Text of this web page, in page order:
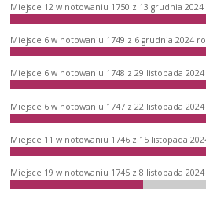
Miejsce 12 w notowaniu 1750 z 13 grudnia
Miejsce 6 w notowaniu 1749 z 6 grudnia 2024
Miejsce 6 w notowaniu 1748 z 29 listopada
Miejsce 6 w notowaniu 1747 z 22 listopada
Miejsce 11 w notowaniu 1746 z 15 listopada
Miejsce 19 w notowaniu 1745 z 8 listopada